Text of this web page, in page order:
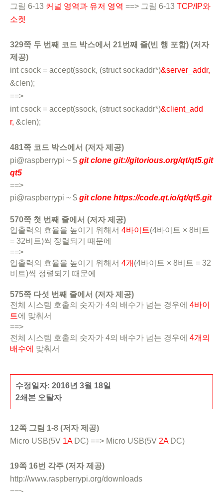
그림 6-13 커널 영역과 유저 영역 ==> 그림 6-13 TCP/IP와
소켓
329쪽 두 번째 코드 박스에서 21번째 줄(빈 행 포함) (저자
제공)
int csock = accept(ssock, (struct sockaddr*)&server_addr,
&clen);
==>
int csock = accept(ssock, (struct sockaddr*)&client_add
r, &clen);
481쪽 코드 박스에서 (저자 제공)
pi@raspberrypi ~ $ git clone git://gitorious.org/qt/qt5.git
qt5
==>
pi@raspberrypi ~ $ git clone https://code.qt.io/qt/qt5.git
570쪽 첫 번째 줄에서 (저자 제공)
입출력의 효율을 높이기 위해서 4바이트(4바이트 × 8비트
= 32비트)씩 정렬되기 때문에
==>
입출력의 효율을 높이기 위해서 4개 (4바이트 × 8비트 = 32
비트)씩 정렬되기 때문에
575쪽 다섯 번째 줄에서 (저자 제공)
전체 시스템 호출의 숫자가 4의 배수가 넘는 경우에 4바이
트에 맞춰서
==>
전체 시스템 호출의 숫자가 4의 배수가 넘는 경우에 4개의
배수에 맞춰서
수정일자: 2016년 3월 18일
2쇄본 오탈자
12쪽 그림 1-8 (저자 제공)
Micro USB(5V 1ADC) ==> Micro USB(5V 2ADC)
19쪽 16번 각주 (저자 제공)
http://www.raspberrypi.org/downloads